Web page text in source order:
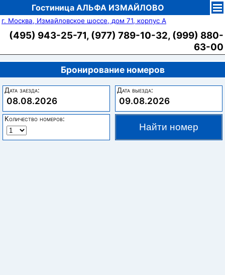
Гостиница АЛЬФА ИЗМАЙЛОВО
г. Москва, Измайловское шоссе, дом 71, корпус А
(495) 943-25-71, (977) 789-10-32, (999) 880-
63-00
Бронирование номеров
Дата заезда:
08.08.2026
Дата выезда:
09.08.2026
Количество номеров: